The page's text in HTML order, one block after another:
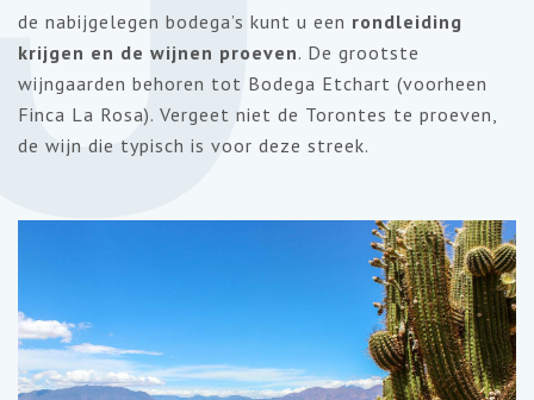
de nabijgelegen bodega’s kunt u een rondleiding
krijgen en de wijnen proeven. De grootste
wijngaarden behoren tot Bodega Etchart (voorheen
Finca La Rosa). Vergeet niet de Torontes te proeven,
de wijn die typisch is voor deze streek.